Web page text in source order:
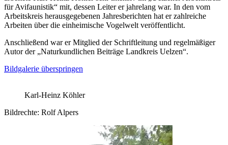
für Avifaunistik“ mit, dessen Leiter er jahrelang war. In den vom
Arbeitskreis herausgegebenen Jahresberichten hat er zahlreiche
Arbeiten über die einheimische Vogelwelt veröffentlicht.
Anschließend war er Mitglied der Schriftleitung und regelmäßiger
Autor der „Naturkundlichen Beiträge Landkreis Uelzen“.
Bildgalerie überspringen
Karl-Heinz Köhler
Bildrechte: Rolf Alpers